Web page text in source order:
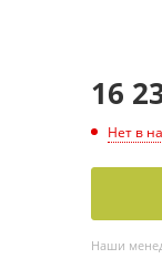
16
Нет в
Наши